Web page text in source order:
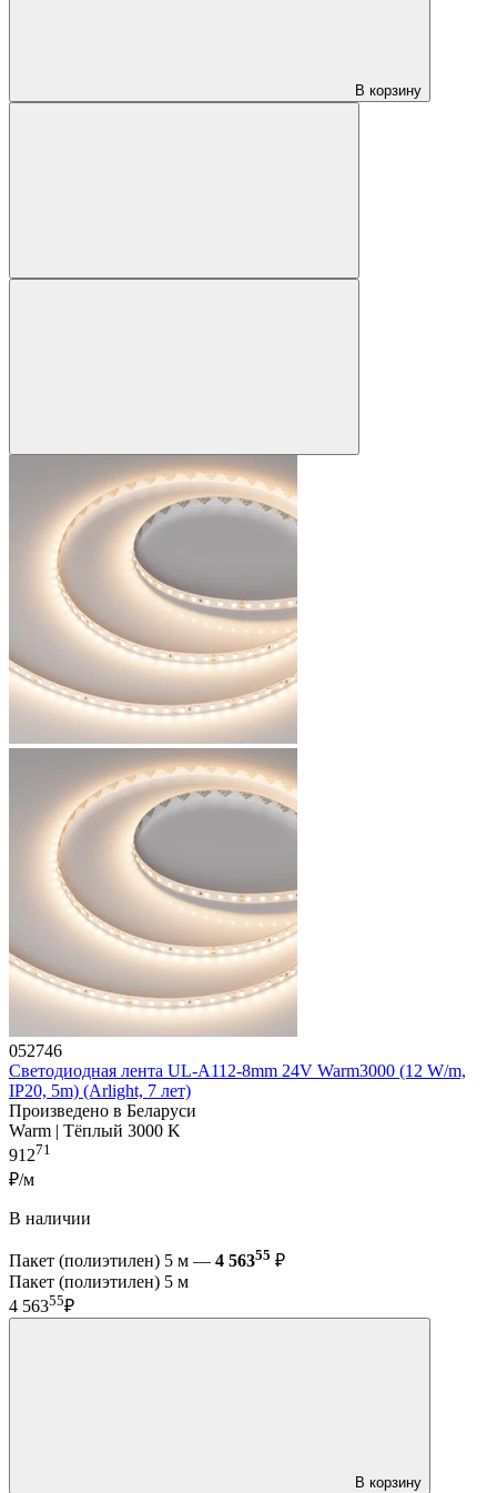
В корзину
052746
Светодиодная лента UL-A112-8mm 24V Warm3000 (12 W/m,
IP20, 5m) (Arlight, 7 лет)
Произведено в Беларуси
Warm | Тёплый 3000 K
91271
₽/м
В наличии
Пакет (полиэтилен) 5 м — 4 56355 ₽
Пакет (полиэтилен) 5 м
4 56355₽
В корзину